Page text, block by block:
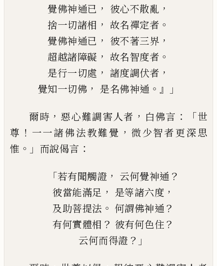
覺佛神通已 ， 彼心不散亂 ，
捨一切諸相 ， 故名禪定者 。
覺佛神通已 ， 彼不著三界 ，
超越諸障礙 ， 故名智度者 。
是行一切處 ， 諸度調伏者 ，
覺知一切佛 ， 是名佛神通 。』」
爾時 ， 惡心難調害人者 ， 白佛言 ：「世
尊 ！ 一一諸佛法教難覺 ， 微少智者更深思
惟 。」 而說偈言 ：
「若有聞觸證 ， 云何覺神通 ？
彼當能滿足 ， 是等諸六度 ，
及助菩提法 。 何謂佛神通？
有何實體相 ？ 彼有何色住 ？
云何而得證 ？」